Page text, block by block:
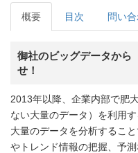
概要 目次 問い
御社のビッグデータか
せ！
2013年以降、企業内部で肥
ない大量のデータ）を利用
大量のデータを分析するこ
やトレンド情報の把握、予